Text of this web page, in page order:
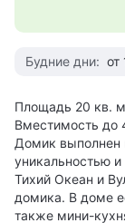
Будние дни: от
Площадь 20 кв. м
Вместимость до
Домик выполнен
уникальностью
Тихий Океан и
домика. В доме
также мини-